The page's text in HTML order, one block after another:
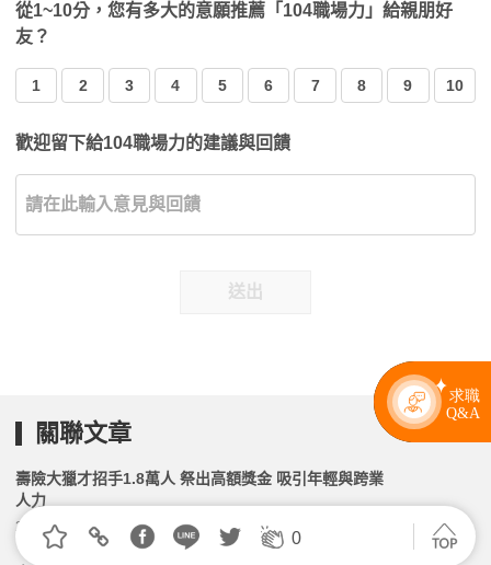
從1~10分，您有多大的意願推薦「104職場力」給親朋好
友？
1 2 3 4 5 6 7 8 9 10
歡迎留下給104職場力的建議與回饋
送出
0
關聯文章
壽險大獵才招手1.8萬人 祭出高額獎金 吸引年輕與跨業
人力
2026.07.20 | 104小編 | 2217觀看數